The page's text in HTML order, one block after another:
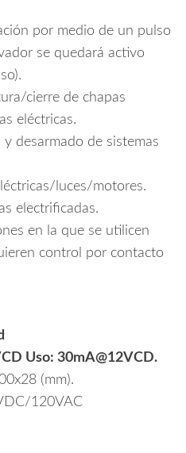
por medio de un pulso
se quedará activo
cierre de chapas
eléctricas.
desarmado de sistemas
luces/motores.
electrificadas.
en la que se utilicen
control por contacto
Uso: 30mA@12VCD.
(mm).
120VAC